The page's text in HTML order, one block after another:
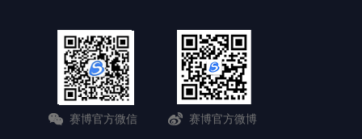
赛博官方微信 赛博官方微博